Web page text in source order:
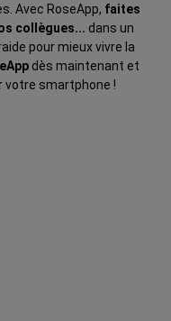
Avec RoseApp, faites
collègues... dans un
pour mieux vivre la
dès maintenant et
votre smartphone !